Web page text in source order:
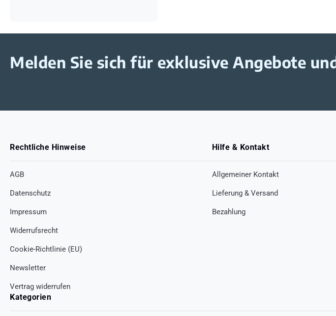
Melden Sie sich für exklusive Angebote
Rechtliche Hinweise
AGB
Datenschutz
Impressum
Widerrufsrecht
Cookie-Richtlinie (EU)
Newsletter
Vertrag widerrufen
Hilfe & Kontakt
Allgemeiner Kontakt
Lieferung & Versand
Bezahlung
Kategorien